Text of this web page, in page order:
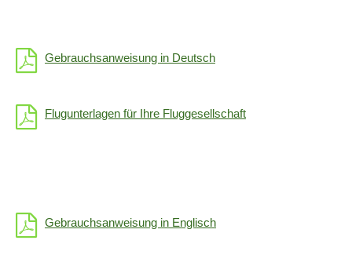
Gebrauchsanweisung in Deutsch
Flugunterlagen für Ihre Fluggesellschaft
Gebrauchsanweisung in Englisch